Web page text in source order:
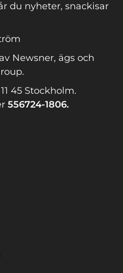
du nyheter, snackisar
Newsner, ägs och
45 Stockholm.
556724-1806.